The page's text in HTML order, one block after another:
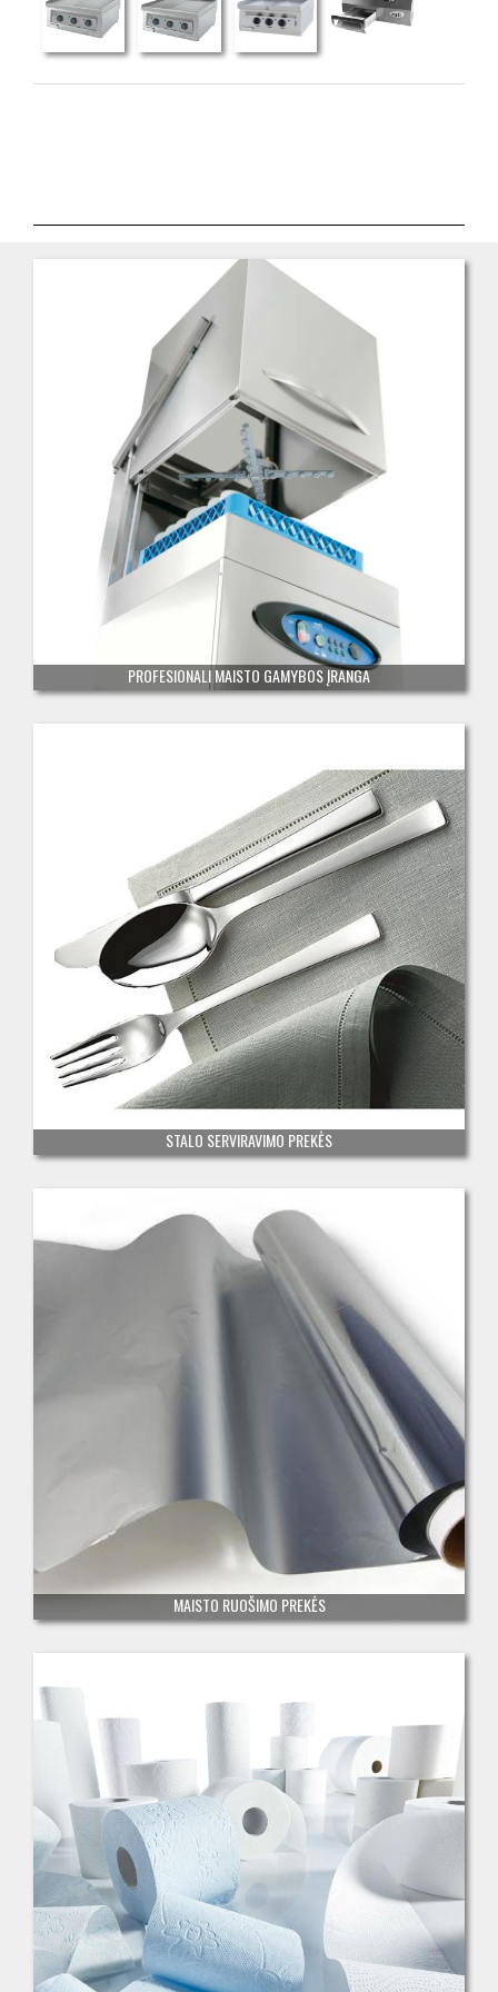
PROFESIONALI MAISTO GAMYBOS ĮRANGA
STALO SERVIRAVIMO PREKĖS
MAISTO RUOŠIMO PREKĖS